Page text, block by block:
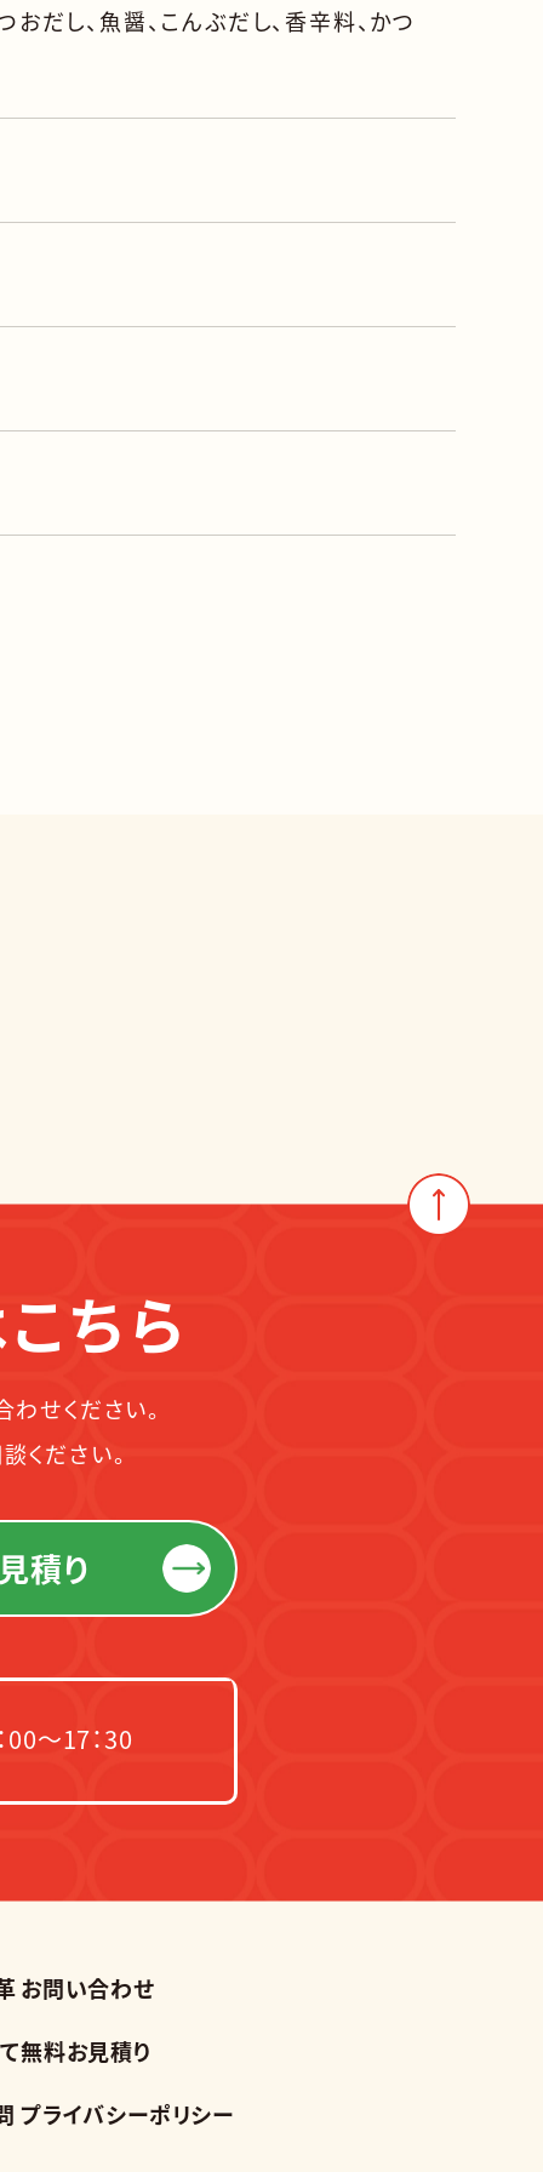
だし、魚醤、こんぶだし、香辛料、かつ
ちら
せください。
ください。
積り
～17：30
お問い合わせ
無料お見積り
プライバシーポリシー